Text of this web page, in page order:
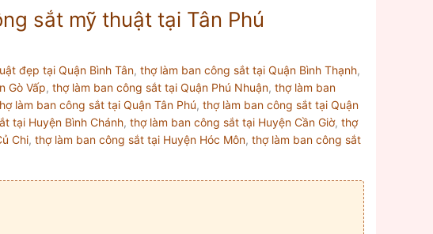
sắt mỹ thuật tại Tân Phú
đẹp tại Quận Bình Tân, thợ làm ban công sắt tại Quận Bình Thạnh,
Gò Vấp, thợ làm ban công sắt tại Quận Phú Nhuận, thợ làm ban
làm ban công sắt tại Quận Tân Phú, thợ làm ban công sắt tại Quận
tại Huyện Bình Chánh, thợ làm ban công sắt tại Huyện Cần Giờ, thợ
Chi, thợ làm ban công sắt tại Huyện Hóc Môn, thợ làm ban công sắt